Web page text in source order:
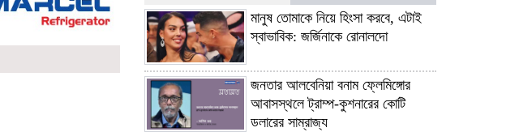
মানুষ তোমাকে নিয়ে হিংসা করবে, এটাই
স্বাভাবিক: জর্জিনাকে রোনালদো
জনতার আলবেনিয়া বনাম ফ্লেমিঙ্গোর
আবাসস্থলে ট্রাম্প-কুশনারের কোটি
ডলারের সাম্রাজ্য